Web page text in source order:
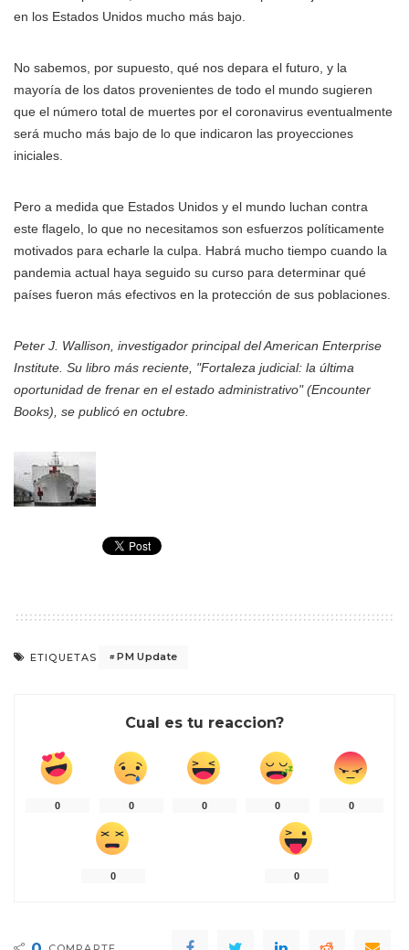
en los Estados Unidos mucho más bajo.
No sabemos, por supuesto, qué nos depara el futuro, y la
mayoría de los datos provenientes de todo el mundo sugieren
que el número total de muertes por el coronavirus eventualmente
será mucho más bajo de lo que indicaron las proyecciones
iniciales.
Pero a medida que Estados Unidos y el mundo luchan contra
este flagelo, lo que no necesitamos son esfuerzos políticamente
motivados para echarle la culpa. Habrá mucho tiempo cuando la
pandemia actual haya seguido su curso para determinar qué
países fueron más efectivos en la protección de sus poblaciones.
Peter J. Wallison, investigador principal del American Enterprise
Institute. Su libro más reciente, "Fortaleza judicial: la última
oportunidad de frenar en el estado administrativo" (Encounter
Books), se publicó en octubre.
ETIQUETAS PM Update
Cual es tu reaccion?
0 0 0 0 0
0 0